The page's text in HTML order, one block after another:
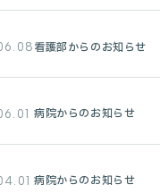
看護部からのお知らせ
病院からのお知らせ
病院からのお知らせ